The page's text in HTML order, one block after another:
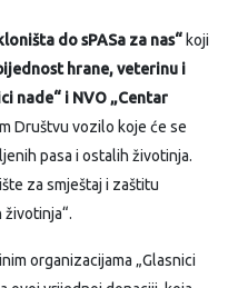
do sPASa za nas“ koji
hrane, veterinu i
nade“ i NVO „Centar
Društvu vozilo koje će se
pasa i ostalih životinja.
za smještaj i zaštitu
organizacijama „Glasnici